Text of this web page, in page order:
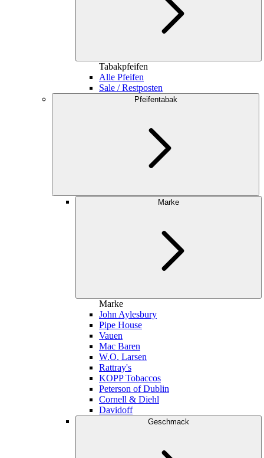
Tabakpfeifen
Alle Pfeifen
Sale / Restposten
Pfeifentabak
Marke
Marke
John Aylesbury
Pipe House
Vauen
Mac Baren
W.O. Larsen
Rattray's
KOPP Tobaccos
Peterson of Dublin
Cornell & Diehl
Davidoff
Geschmack